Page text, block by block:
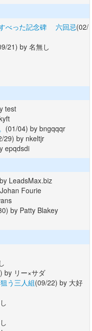
べった記念碑 六回忌(02/
21) by 名無し
test
(01/04) by bngqqqr
29) by nkeltjr
epqdsdi
LeadsMax.biz
Fourie
by Patty Blakey
by リー×サダ
う三人組(09/22) by 大好